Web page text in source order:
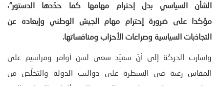
الشأن السياسي بدل إحترام مهامها كما حدّدها الدستور”،
مؤكدا على ضرورة إحترام مهام الجيش الوطني وإبعاده عن
التجاذبات السياسية وصراعات الأحزاب ومنافساتها.
وأشارت الحركة إلى أنّ سعيّد سعى لسن أوامر ومراسيم على
المقاس رغبة في السيطرة على دواليب الدولة والتخلّص من